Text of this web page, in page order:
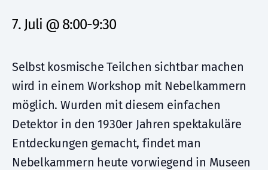
7. Juli @ 8:00-9:30
Selbst kosmische Teilchen sichtbar machen
wird in einem Workshop mit Nebelkammern
möglich. Wurden mit diesem einfachen
Detektor in den 1930er Jahren spektakuläre
Entdeckungen gemacht, findet man
Nebelkammern heute vorwiegend in Museen